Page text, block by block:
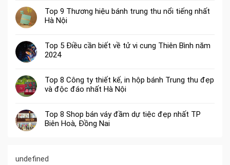
Top 9 Thương hiệu bánh trung thu nổi tiếng nhất
Hà Nội
Top 5 Điều cần biết về tử vi cung Thiên Bình năm
2024
Top 8 Công ty thiết kế, in hộp bánh Trung thu đẹp
và độc đáo nhất Hà Nội
Top 8 Shop bán váy đầm dự tiệc đẹp nhất TP
Biên Hoà, Đồng Nai
undefined